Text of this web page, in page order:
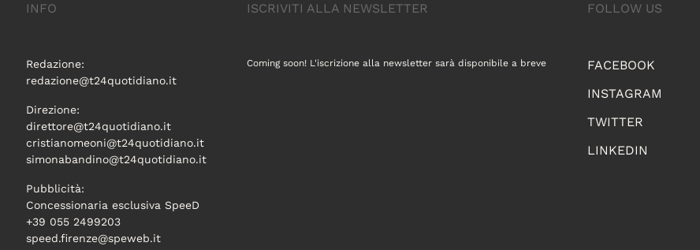
INFO
Redazione:
redazione@t24quotidiano.it
Direzione:
direttore@t24quotidiano.it
cristianomeoni@t24quotidiano.it
simonabandino@t24quotidiano.it
Pubblicità:
Concessionaria esclusiva SpeeD
+39 055 2499203
speed.firenze@speweb.it
FOLLOW US
FACEBOOK
INSTAGRAM
TWITTER
LINKEDIN
ISCRIVITI ALLA NEWSLETTER
Coming soon! L'iscrizione alla newsletter sarà disponibile a breve